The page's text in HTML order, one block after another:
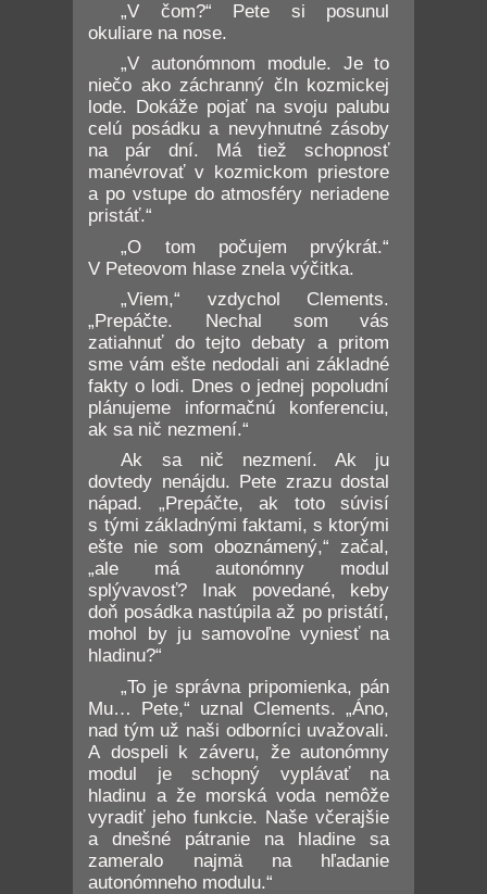
„V čom?“ Pete si posunul
okuliare na nose.
„V autonómnom module. Je to
niečo ako záchranný čln kozmickej
lode. Dokáže pojať na svoju palubu
celú posádku a nevyhnutné zásoby
na pár dní. Má tiež schopnosť
manévrovať v kozmickom priestore
a po vstupe do atmosféry neriadene
pristáť.“
„O tom počujem prvýkrát.“
V Peteovom hlase znela výčitka.
„Viem,“ vzdychol Clements.
„Prepáčte. Nechal som vás
zatiahnuť do tejto debaty a pritom
sme vám ešte nedodali ani základné
fakty o lodi. Dnes o jednej popoludní
plánujeme informačnú konferenciu,
ak sa nič nezmení.“
Ak sa nič nezmení. Ak ju
dovtedy nenájdu. Pete zrazu dostal
nápad. „Prepáčte, ak toto súvisí
s tými základnými faktami, s ktorými
ešte nie som oboznámený,“ začal,
„ale má autonómny modul
splývavosť? Inak povedané, keby
doň posádka nastúpila až po pristátí,
mohol by ju samovoľne vyniesť na
hladinu?“
„To je správna pripomienka, pán
Mu… Pete,“ uznal Clements. „Áno,
nad tým už naši odborníci uvažovali.
A dospeli k záveru, že autonómny
modul je schopný vyplávať na
hladinu a že morská voda nemôže
vyradiť jeho funkcie. Naše včerajšie
a dnešné pátranie na hladine sa
zameralo najmä na hľadanie
autonómneho modulu.“